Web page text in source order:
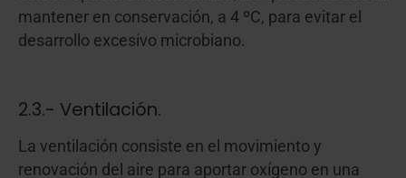
mantener en conservación, a 4 ºC, para evitar el
desarrollo excesivo microbiano.
2.3.- Ventilación.
La ventilación consiste en el movimiento y
renovación del aire para aportar oxígeno en una